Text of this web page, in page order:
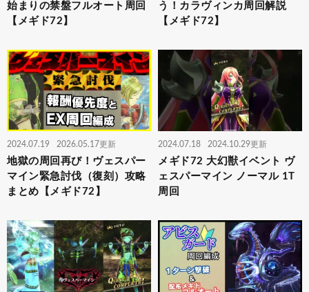
始まりの禁盤フルオート周回
【メギド72】
う！カラヴィンカ周回解説
【メギド72】
2024.07.19 2026.05.17更新
地獄の周回再び！ヴェスパー
マイン緊急討伐（復刻）攻略
まとめ【メギド72】
2024.07.18 2024.10.29更新
メギド72 大幻獣イベント ヴ
ェスパーマイン ノーマル 1T
周回